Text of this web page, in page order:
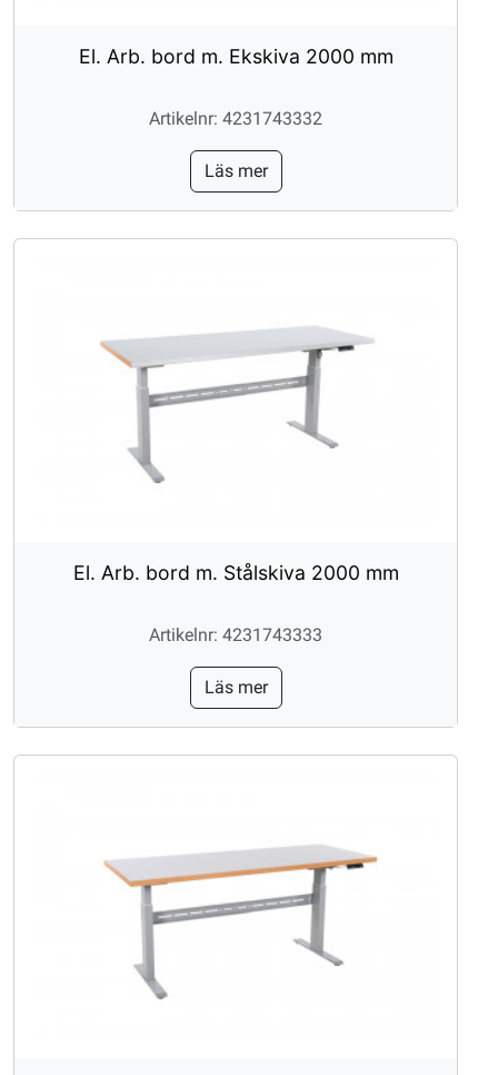
El. Arb. bord m. Ekskiva 2000 mm
Artikelnr: 4231743332
Läs mer
El. Arb. bord m. Stålskiva 2000 mm
Artikelnr: 4231743333
Läs mer